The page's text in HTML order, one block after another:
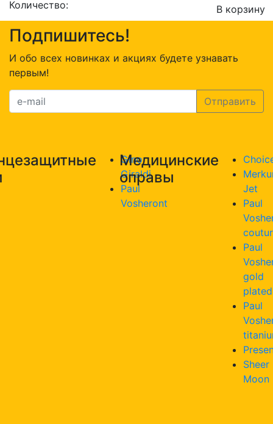
Количество:
Количество
товара
Present
195
C4
В корзину
Подпишитесь!
И обо всех новинках и акциях будете узнавать
первым!
Gino
Giraldi
Paul
Vosheront
Медицинские
оправы
Jet
Paul
Paul
gold
plated
Paul
Sheer
Moon